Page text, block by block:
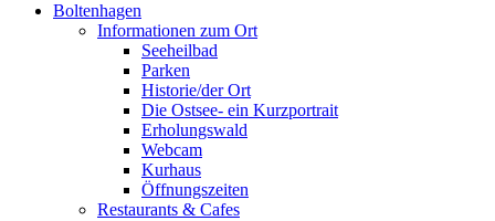
Boltenhagen
Informationen zum Ort
Seeheilbad
Parken
Historie/der Ort
Die Ostsee- ein Kurzportrait
Erholungswald
Webcam
Kurhaus
Öffnungszeiten
Restaurants & Cafes